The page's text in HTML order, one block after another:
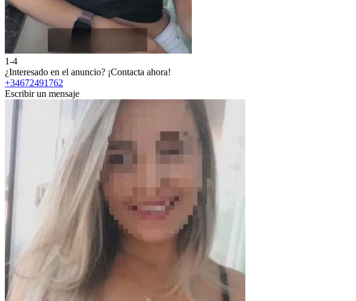
1-4
¿Interesado en el anuncio? ¡Contacta ahora!
+34672491762
Escribir un mensaje